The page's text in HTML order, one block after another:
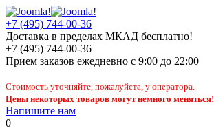
+7 (495) 744-00-36
Доставка в пределах МКАД бесплатно!
+7 (495) 744-00-36
Прием заказов ежедневно с 9:00 до 22:00
Стоимость уточняйте, пожалуйста, у оператора.
Цены некоторых товаров могут немного меняться!
Напишите нам
0